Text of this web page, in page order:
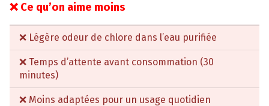
❌ Ce qu’on aime moins
❌ Légère odeur de chlore dans l’eau purifiée
❌ Temps d’attente avant consommation (30
minutes)
❌ Moins adaptées pour un usage quotidien